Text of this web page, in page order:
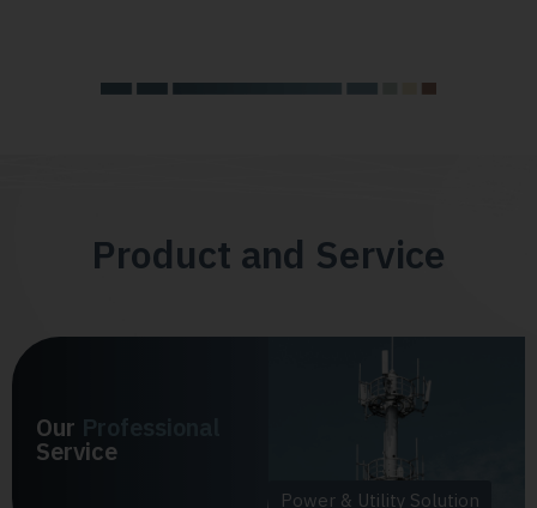
Product and Service
Our
Service
Power & Utility Solution